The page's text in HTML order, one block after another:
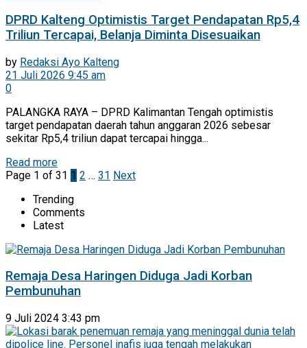
DPRD Kalteng Optimistis Target Pendapatan Rp5,4
Triliun Tercapai, Belanja Diminta Disesuaikan
by Redaksi Ayo Kalteng
21 Juli 2026 9:45 am
0
PALANGKA RAYA – DPRD Kalimantan Tengah optimistis
target pendapatan daerah tahun anggaran 2026 sebesar
sekitar Rp5,4 triliun dapat tercapai hingga...
Read more
Page 1 of 31 1 2 … 31 Next
Trending
Comments
Latest
Remaja Desa Haringen Diduga Jadi Korban
Pembunuhan
9 Juli 2024 3:43 pm